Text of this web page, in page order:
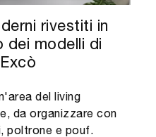
rivestiti in
dei modelli di
del living
da organizzare con
poltrone e pouf.